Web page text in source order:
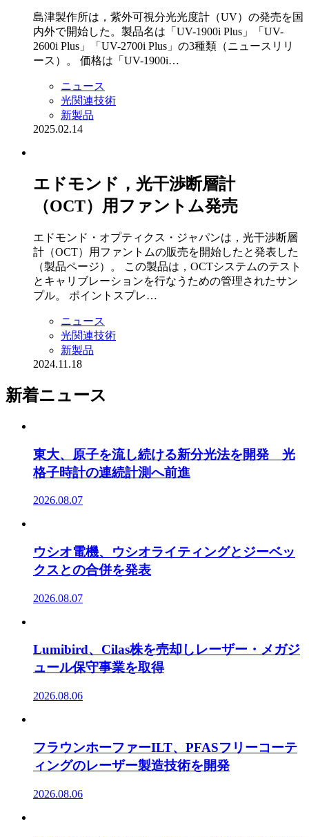
島津製作所は，紫外可視分光光度計（UV）の発売を国
内外で開始した。製品名は「UV-1900i Plus」「UV-
2600i Plus」「UV-2700i Plus」の3種類（ニュースリリ
ース）。 価格は「UV-1900i…
ニュース
光関連技術
新製品
2025.02.14
エドモンド，光干渉断層計
（OCT）用ファントム発売
エドモンド・オプティクス・ジャパンは，光干渉断層
計（OCT）用ファントムの販売を開始したと発表した
（製品ページ）。 この製品は，OCTシステムのテスト
とキャリブレーションを行なうための管理されたサン
プル。 ポイントスプレ…
ニュース
光関連技術
新製品
2024.11.18
新着ニュース
東大、原子を流し続ける新分光法を開発 光
格子時計の連続計測へ前進
2026.08.07
ウシオ電機、ウシオライティングとジーベッ
クスとの合併を発表
2026.08.07
Lumibird、Cilas株を売却しレーザー・メガジ
ュール保守事業を取得
2026.08.06
フラウンホーファーILT、PFASフリーコーテ
ィングのレーザー製造技術を開発
2026.08.06